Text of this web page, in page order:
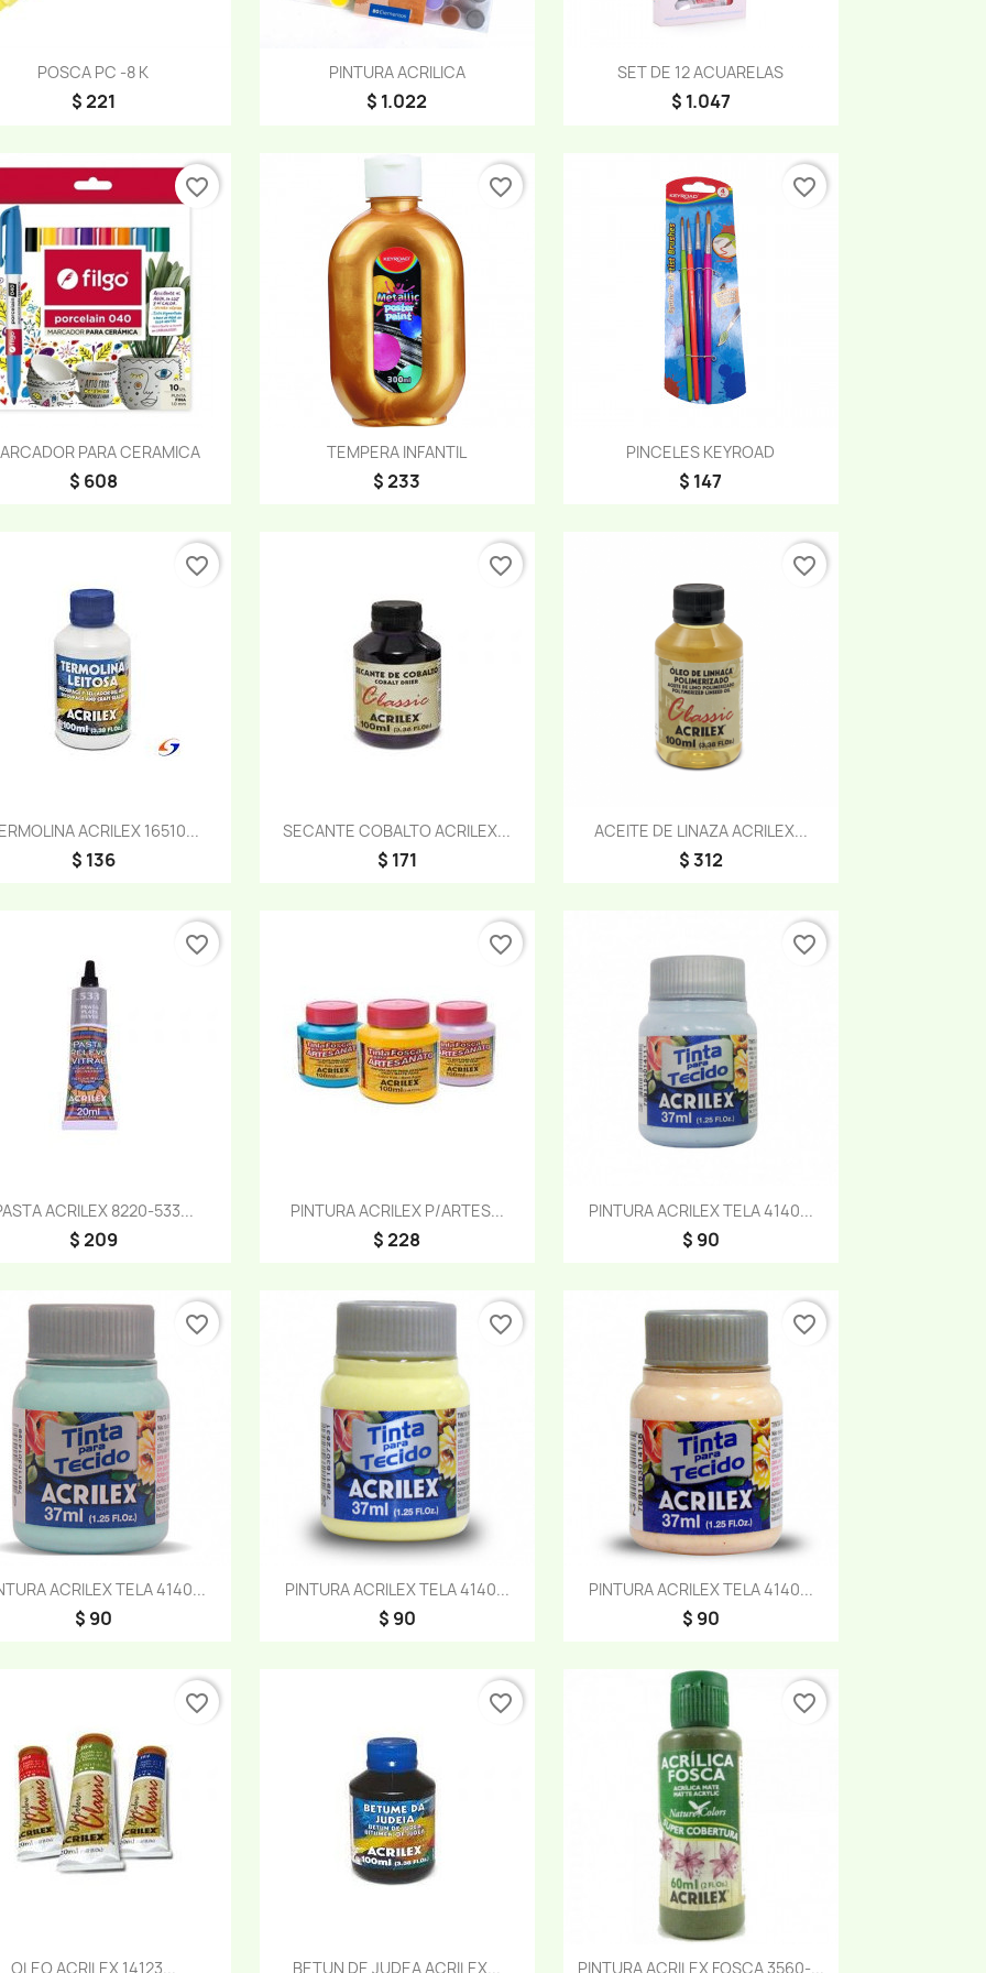
POSCA PC -8 K
$ 221
Vista rápida PINTURA ACRILICA
$ 1.022
Vista rápida SET DE 12 ACUARELAS
$ 1.047
Vista rápida
PARA CERAMICA
$ 608
Vista rápida
favorite_border
TEMPERA INFANTIL
$ 233
Vista rápida
favorite_border
PINCELES KEYROAD
$ 147
Vista rápida
favorite_border
ACRILEX 16510...
$ 136
Vista rápida
favorite_border
SECANTE COBALTO ACRILEX...
$ 171
Vista rápida
favorite_border
ACEITE DE LINAZA ACRILEX...
$ 312
Vista rápida
favorite_border
ACRILEX 8220-533...
$ 209
Vista rápida
favorite_border
PINTURA ACRILEX P/ARTES...
$ 228
Vista rápida
favorite_border
PINTURA ACRILEX TELA 4140...
$ 90
Vista rápida
favorite_border
ACRILEX TELA 4140...
$ 90
Vista rápida
favorite_border
PINTURA ACRILEX TELA 4140...
$ 90
Vista rápida
favorite_border
PINTURA ACRILEX TELA 4140...
$ 90
Vista rápida
favorite_border
OLEO ACRILEX 14123...
Vista rápida
favorite_border
BETUN DE JUDEA ACRILEX...
Vista rápida
favorite_border
PINTURA ACRILEX FOSCA 3560-...
Vista rápida
favorite_border